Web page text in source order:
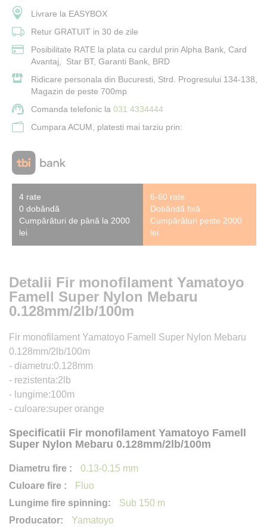
Livrare la EASYBOX
Retur GRATUIT in 30 de zile
Posibilitate RATE la plata cu cardul prin Alpha Bank, Card
Avantaj, Star BT, Garanti Bank, BRD
Ridicare personala din Bucuresti, Strd. Progresului 134-138,
Magazin de peste 700mp
Comanda telefonic la 031 4334444
Cumpara ACUM, platesti mai tarziu prin:
4 rate
0 dobândă
Cumpărături de până la 2000
lei
6-60 rate
Dobândă fixă
Cumpărături peste 2000
lei
Detalii Fir monofilament Yamatoyo
Famell Super Nylon Mebaru
0.128mm/2lb/100m
Fir monofilament Yamatoyo Famell Super Nylon Mebaru
0.128mm/2lb/100m
- diametru:0.128mm
- rezistenta:2lb
- lungime:100m
- culoare:super orange
Specificatii Fir monofilament Yamatoyo Famell
Super Nylon Mebaru 0.128mm/2lb/100m
0.13-0.15 mm
Fluo
Sub 150 m
Yamatoyo